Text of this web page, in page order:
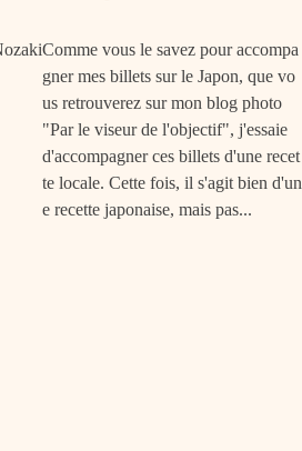
Comme vous le savez pour accompa
gner mes billets sur le Japon, que vo
us retrouverez sur mon blog photo
"Par le viseur de l'objectif", j'essaie
d'accompagner ces billets d'une recet
te locale. Cette fois, il s'agit bien d'un
e recette japonaise, mais pas...